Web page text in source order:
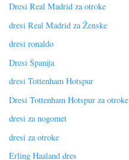
Dresi Real Madrid za otroke
dresi Real Madrid za Ženske
dresi ronaldo
Dresi Španija
dresi Tottenham Hotspur
Dresi Tottenham Hotspur za otroke
dresi za nogomet
dresi za otroke
Erling Haaland dres